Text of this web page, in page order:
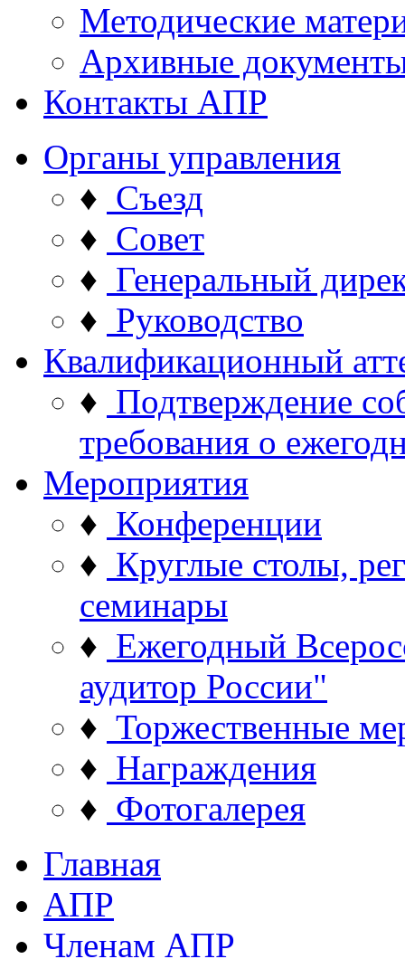
Методические
Архивные
Контакты АПР
Органы управления
♦ Съезд
♦ Совет
♦ Генеральный
♦ Руководство
Квалификационный
♦ Подтверждение
требования о
Мероприятия
♦ Конференции
♦ Круглые столы,
семинары
♦ Ежегодный
аудитор России"
♦ Торжественные
♦ Награждения
♦ Фотогалерея
Главная
АПР
Членам АПР